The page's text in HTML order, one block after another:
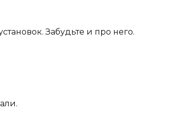
Забудьте и про него.